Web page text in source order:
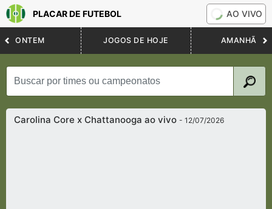
PLACAR DE FUTEBOL AO VIVO
ONTEM JOGOS DE HOJE AMANHÃ
Carolina Core x Chattanooga ao vivo- 12/07/2026